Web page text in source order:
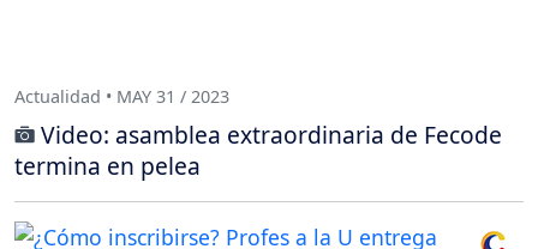
Actualidad • MAY 31 / 2023
Video: asamblea extraordinaria de Fecode
termina en pelea